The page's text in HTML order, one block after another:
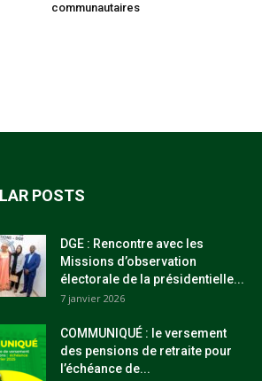
communautaires
POSTS
DGE : Rencontre avec les
Missions d’observation
électorale de la présidentielle...
7 janvier 2026
COMMUNIQUÉ : le versement
des pensions de retraite pour
l’échéance de...